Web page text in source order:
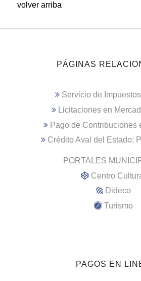
volver arriba
PÁGINAS
Servicio de
Licitaciones en
Pago de Contribuciones
Crédito Aval del Estado;
PORTALES
Centro
Dideco
Turismo
PAGOS EN